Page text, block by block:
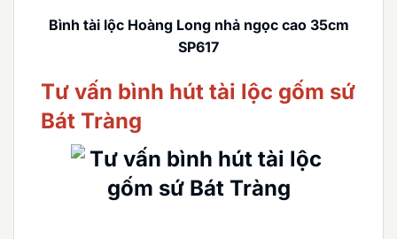
Bình tài lộc Hoàng Long nhả ngọc cao 35cm
SP617
Tư vấn bình hút tài lộc gốm sứ
Bát Tràng